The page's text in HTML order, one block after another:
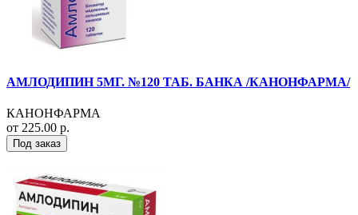
АМЛОДИПИН 5МГ. №120 ТАБ. БАНКА /КАНОНФАРМА/
КАНОНФАРМА
от 225.00 р.
Под заказ